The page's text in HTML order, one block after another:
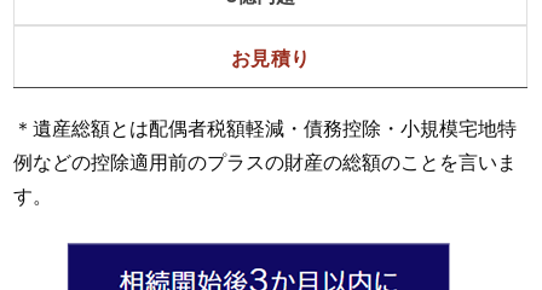
お見積り
＊遺産総額とは配偶者税額軽減・債務控除・小規模宅地特
例などの控除適用前のプラスの財産の総額のことを言いま
す。